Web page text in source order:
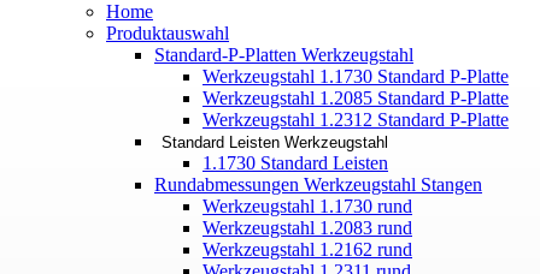
Home
Produktauswahl
Standard-P-Platten Werkzeugstahl
Werkzeugstahl 1.1730 Standard P-Platte
Werkzeugstahl 1.2085 Standard P-Platte
Werkzeugstahl 1.2312 Standard P-Platte
Standard Leisten Werkzeugstahl
1.1730 Standard Leisten
Rundabmessungen Werkzeugstahl Stangen
Werkzeugstahl 1.1730 rund
Werkzeugstahl 1.2083 rund
Werkzeugstahl 1.2162 rund